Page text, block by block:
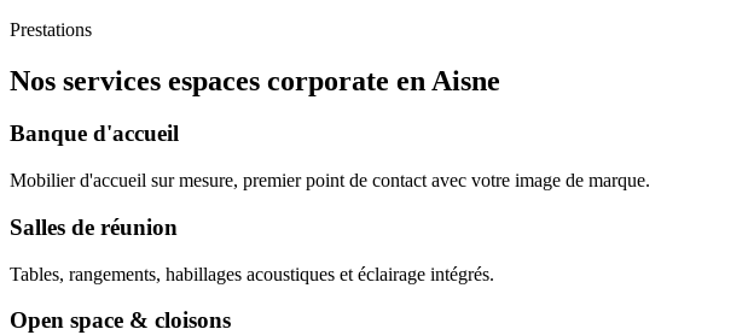
Prestations
Nos services espaces corporate en Aisne
Banque d'accueil
Mobilier d'accueil sur mesure, premier point de contact avec votre image de marque.
Salles de réunion
Tables, rangements, habillages acoustiques et éclairage intégrés.
Open space & cloisons